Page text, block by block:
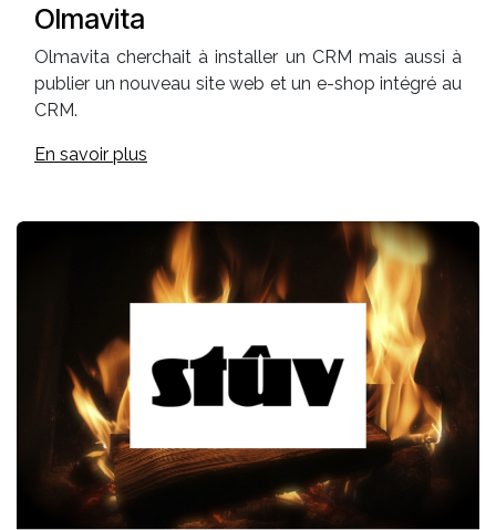
Olmavita
Olmavita cherchait à installer un CRM mais aussi à
publier un nouveau site web et un e-shop intégré au
CRM.
En savoir plus